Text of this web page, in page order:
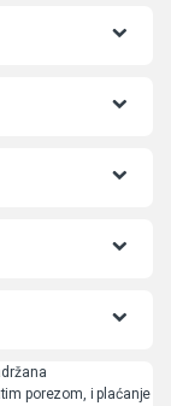
porezom, i plaćanje